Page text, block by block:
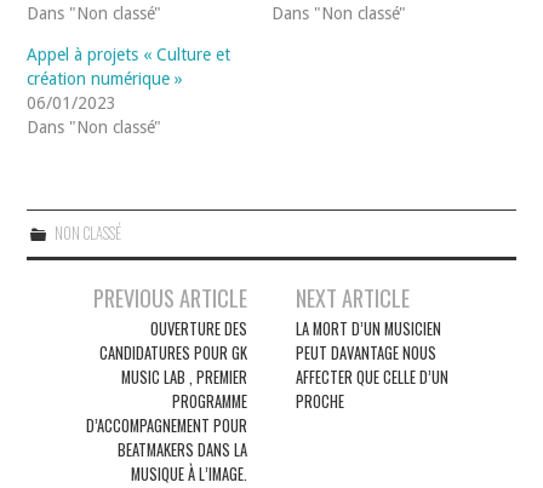
Dans "Non classé"
Dans "Non classé"
Appel à projets « Culture et
création numérique »
06/01/2023
Dans "Non classé"
NON CLASSÉ
NavigationPREVIOUS ARTICLE
OUVERTURE DES
CANDIDATURES POUR GK
MUSIC LAB , PREMIER
PROGRAMME
D’ACCOMPAGNEMENT POUR
BEATMAKERS DANS LA
MUSIQUE À L’IMAGE.
NEXT ARTICLE
LA MORT D’UN MUSICIEN
PEUT DAVANTAGE NOUS
AFFECTER QUE CELLE D’UN
PROCHE